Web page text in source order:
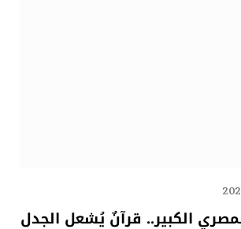
الكبير.. قرآنٌ يُشعل الجدل